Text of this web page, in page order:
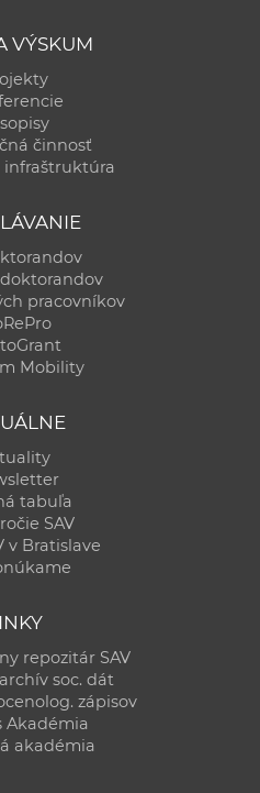
VÝSKUM
činnosť
infraštruktúra
pracovníkov
Mobility
tabuľa
SAV
v Bratislave
repozitár SAV
soc. dát
zápisov
Akadémia
akadémia